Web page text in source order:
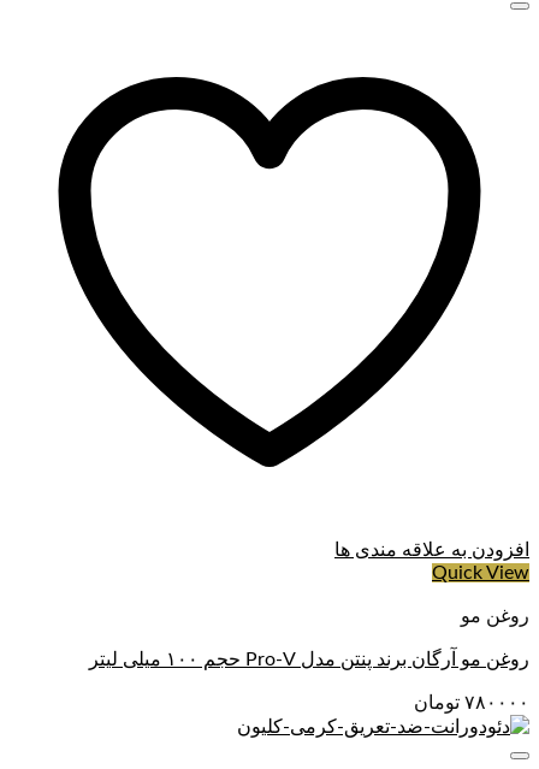
افزودن به علاقه مندی ها
Quick View
روغن مو
روغن مو آرگان برند پنتن مدل Pro-V حجم ۱۰۰ میلی لیتر
۷۸۰۰۰۰ تومان